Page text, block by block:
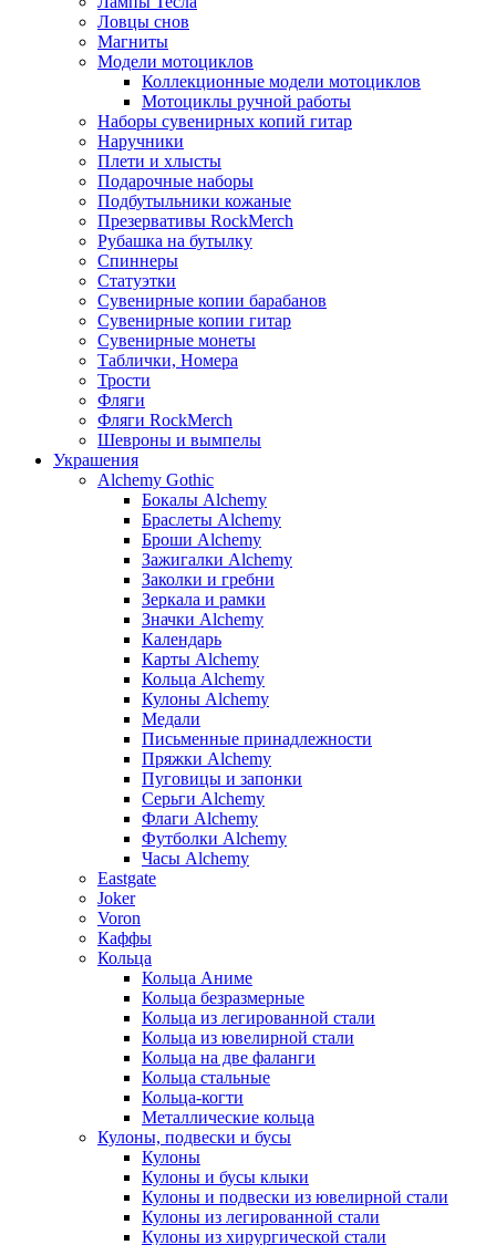
Ловцы снов
Магниты
Модели мотоциклов
Коллекционные модели мотоциклов
Мотоциклы ручной работы
Наборы сувенирных копий гитар
Наручники
Плети и хлысты
Подарочные наборы
Подбутыльники кожаные
Презервативы RockMerch
Рубашка на бутылку
Спиннеры
Статуэтки
Сувенирные копии барабанов
Сувенирные копии гитар
Сувенирные монеты
Таблички, Номера
Трости
Фляги
Фляги RockMerch
Шевроны и вымпелы
Украшения
Alchemy Gothic
Бокалы Alchemy
Браслеты Alchemy
Броши Alchemy
Зажигалки Alchemy
Заколки и гребни
Зеркала и рамки
Значки Alchemy
Календарь
Карты Alchemy
Кольца Alchemy
Кулоны Alchemy
Медали
Письменные принадлежности
Пряжки Alchemy
Пуговицы и запонки
Серьги Alchemy
Флаги Alchemy
Футболки Alchemy
Часы Alchemy
Eastgate
Joker
Voron
Каффы
Кольца
Кольца Аниме
Кольца безразмерные
Кольца из легированной стали
Кольца из ювелирной стали
Кольца на две фаланги
Кольца стальные
Кольца-когти
Металлические кольца
Кулоны, подвески и бусы
Кулоны
Кулоны и бусы клыки
Кулоны и подвески из ювелирной стали
Кулоны из легированной стали
Кулоны из хирургической стали